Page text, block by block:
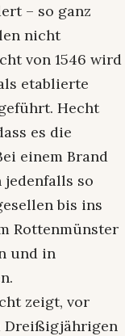
– so ganz
nicht
von 1546 wird
etablierte
Hecht
es die
einem Brand
jedenfalls so
bis ins
Rottenmünster
und in
zeigt, vor
Dreißigjährigen